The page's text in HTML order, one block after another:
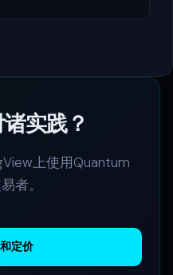
实践？
上使用Quantum
者。
定价